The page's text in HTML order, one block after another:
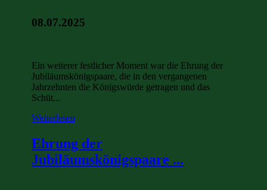
08.07.2025
Ein weiterer festlicher Moment war die Ehrung der
Jubiläumskönigspaare, die in den vergangenen
Jahrzehnten die Königswürde getragen und das
Schüt...
Weiterlesen
Ehrung der
Jubiläumskönigspaare ...